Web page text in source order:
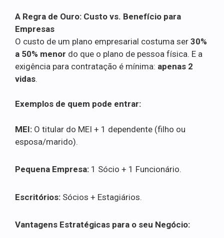
A Regra de Ouro: Custo vs. Benefício para
Empresas
O custo de um plano empresarial costuma ser 30%
a 50% menor do que o plano de pessoa física. E a
exigência para contratação é mínima: apenas 2
vidas.
Exemplos de quem pode entrar:
MEI: O titular do MEI + 1 dependente (filho ou
esposa/marido).
Pequena Empresa: 1 Sócio + 1 Funcionário.
Escritórios: Sócios + Estagiários.
Vantagens Estratégicas para o seu Negócio: